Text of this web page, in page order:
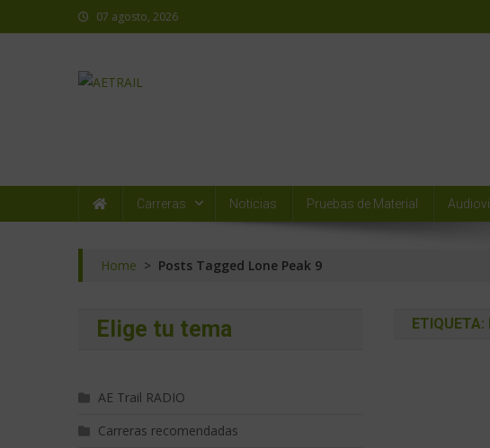
07 agosto, 2026
Carreras Noticias Pruebas de Material
Home > Posts Tagged Lone Peak 9
ETIQUETA:
Elige tu tema
AE Trail RADIO
Carreras recomendadas